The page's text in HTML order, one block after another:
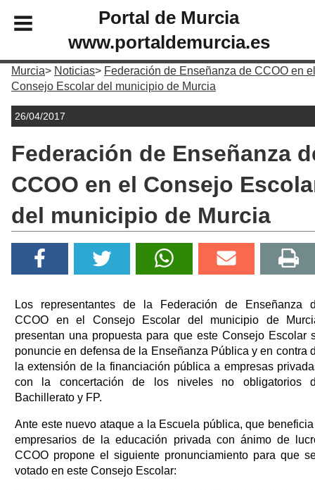
Portal de Murcia
www.portaldemurcia.es
Murcia Noticias
Federación de Enseñanza de CCOO en el
Consejo Escolar del municipio de Murcia
26/04/2017
Federación de Enseñanza
CCOO en el Consejo
del municipio de Murcia
Los representantes de la Federación de Enseñanza
CCOO en el Consejo Escolar del municipio de
presentan una propuesta para que este Consejo Escolar
ponuncie en defensa de la Enseñanza Pública y en contra
la extensión de la financiación pública a empresas
con la concertación de los niveles no obligatorios
Bachillerato y FP.
Ante este nuevo ataque a la Escuela pública, que
empresarios de la educación privada con ánimo de
CCOO propone el siguiente pronunciamiento para que
votado en este Consejo Escolar: